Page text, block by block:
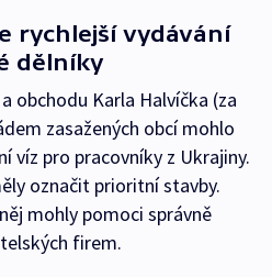
rychlejší vydávání
dělníky
obchodu Karla Halvíčka (za
zasažených obcí mohlo
víz pro pracovníky z Ukrajiny.
označit prioritní stavby.
mohly pomoci správně
firem.